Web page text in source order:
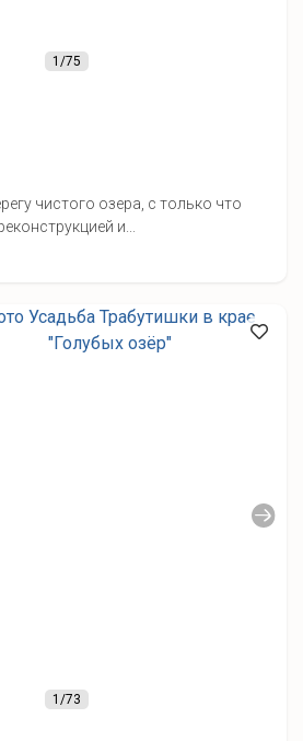
1/75
чистого озера, с только что
и...
1/73